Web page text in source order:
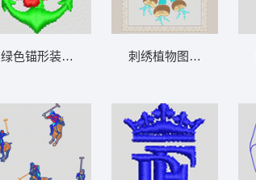
绿色锚形装饰花 男装 刺绣植物图案 男装